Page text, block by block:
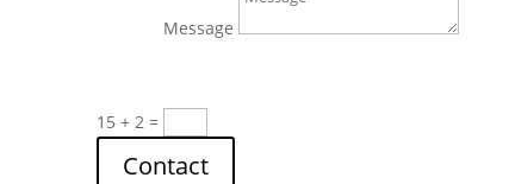
Message
15 + 2=
Contact